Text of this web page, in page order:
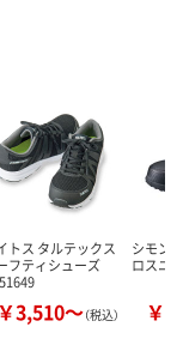
トス タルテックス
フティシューズ
￥3,510～（税込）
シモン
ロスニ
￥